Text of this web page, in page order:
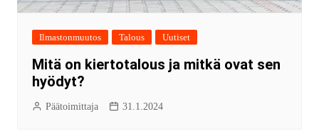
Ilmastonmuutos Talous Uutiset
Mitä on kiertotalous ja mitkä ovat sen
hyödyt?
Päätoimittaja 31.1.2024